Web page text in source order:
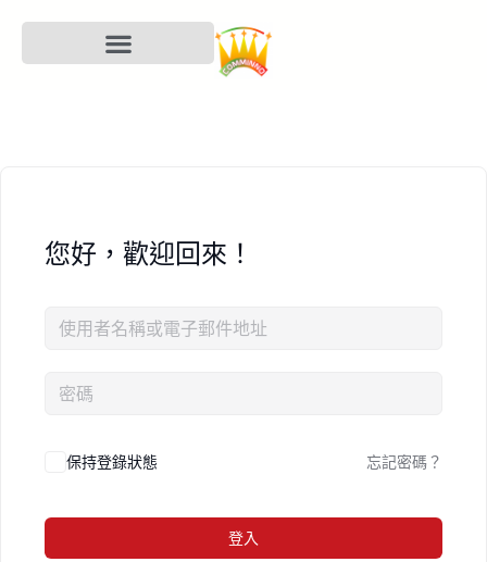
您好，歡迎回來！
保持登錄狀態 忘記密碼？
登入